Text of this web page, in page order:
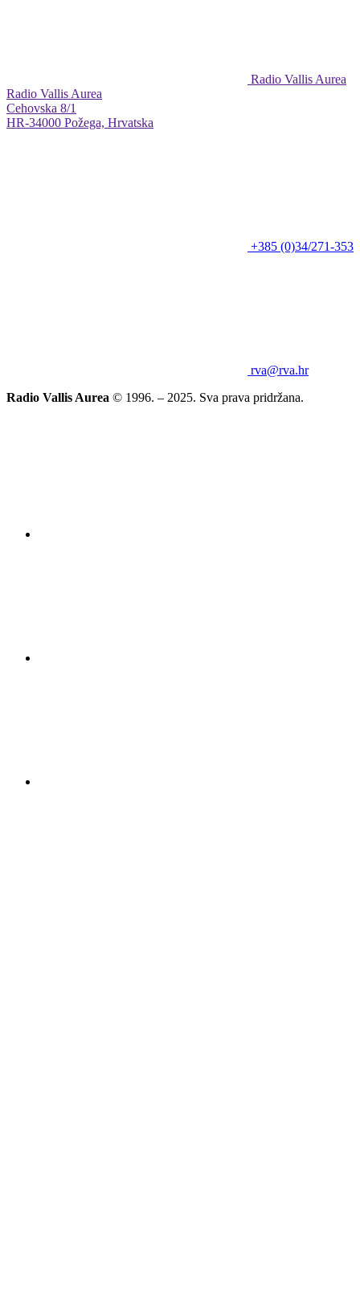
Radio Vallis Aurea
Radio Vallis Aurea
Cehovska 8/1
HR-34000 Požega, Hrvatska
+385 (0)34/271-353
rva@rva.hr
Radio Vallis Aurea © 1996. – 2025. Sva prava pridržana.